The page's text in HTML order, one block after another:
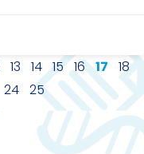
13 14 15 16 17
18
24 25